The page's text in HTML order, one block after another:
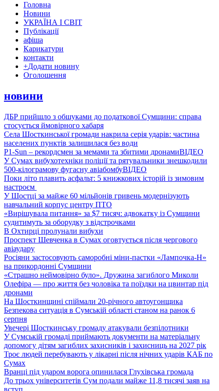
Головна
Новини
УКРАЇНА І СВІТ
Публікації
афіша
Карикатури
контакти
+Додати новину
Оголошення
новини
ДБР прийшло з обшуками до податкової Сумщини: справа
стосується ймовірного хабаря
Села Шосткинської громади накрила серія ударів: частина
населених пунктів залишилася без води
P1-Sun – рекордсмен за мемами та збитими дронамиВІДЕО
У Сумах вибухотехніки поліції та рятувальники знешкодили
500-кілограмову фугасну авіабомбуВІДЕО
Поки літо плавить асфальт: 5 книжкових історій із зимовим
настроєм
У Шостці за майже 60 мільйонів гривень модернізують
навчальний корпус центру ПТО
«Вирішувала питання» за $7 тисяч: адвокатку із Сумщини
судитимуть за оборудку з відстрочками
В Охтирці пролунали вибухи
Проспект Шевченка в Сумах оговтується після чергового
авіаудару
Росіяни застосовують саморобні міни-пастки «Лампочка-Н»
на прикордонні Сумщини
«Страшно неймовірно було». Дружина загиблого Миколи
Олефіра — про життя без чоловіка та поїздки на цвинтар під
дронами
На Шосткинщині спіймали 20-річного автоугонщика
Безпекова ситуація в Сумській області станом на ранок 6
серпня
Увечері Шосткинську громаду атакували безпілотники
У Сумській громаді приймають документи на матеріальну
допомогу дітям загиблих захисників і захисниць на 2027 рік
Троє людей перебувають у лікарні після нічних ударів КАБ по
Сумах
Вранці під ударом ворога опинилася Глухівська громада
До трьох університетів Сум подали майже 11,8 тисячі заяв на
вступ